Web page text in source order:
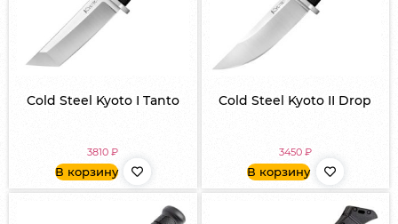
Cold Steel Kyoto I Tanto
3810₽
В корзину
Cold Steel Kyoto II Drop
3450 ₽
В корзину